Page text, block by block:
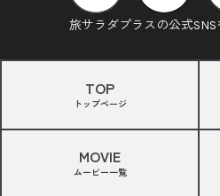
旅サラダプラスの公式SNS
TOP
トップページ
MOVIE
ムービー一覧